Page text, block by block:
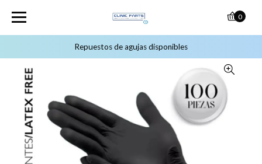
Repuestos de agujas disponibles
0